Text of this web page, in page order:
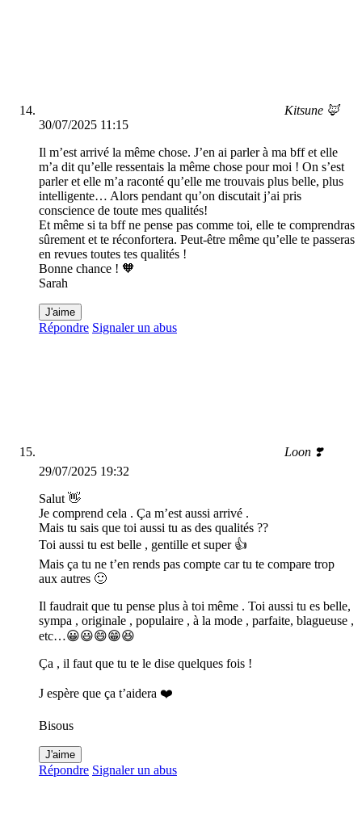
Kitsune 🦊
30/07/2025 11:15
Il m’est arrivé la même chose. J’en ai parler à ma bff et elle
m’a dit qu’elle ressentais la même chose pour moi ! On s’est
parler et elle m’a raconté qu’elle me trouvais plus belle, plus
intelligente… Alors pendant qu’on discutait j’ai pris
conscience de toute mes qualités!
Et même si ta bff ne pense pas comme toi, elle te comprendras
sûrement et te réconfortera. Peut-être même qu’elle te passeras
en revues toutes tes qualités !
Bonne chance ! 🧡
Sarah
J'aime
Répondre Signaler un abus
Loon ❣️
29/07/2025 19:32
Salut 👋
Je comprend cela . Ça m’est aussi arrivé .
Mais tu sais que toi aussi tu as des qualités ??
Toi aussi tu est belle , gentille et super 👍
Mais ça tu ne t’en rends pas compte car tu te compare trop
aux autres 🙂
Il faudrait que tu pense plus à toi même . Toi aussi tu es belle,
sympa , originale , populaire , à la mode , parfaite, blagueuse ,
etc…😀😃😄😁😆
Ça , il faut que tu te le dise quelques fois !
J espère que ça t’aidera ❤️
Bisous
J'aime
Répondre Signaler un abus